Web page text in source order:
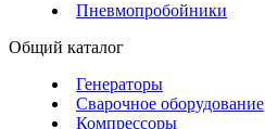
Пневмопробойники
Общий каталог
Генераторы
Сварочное оборудование
Компрессоры